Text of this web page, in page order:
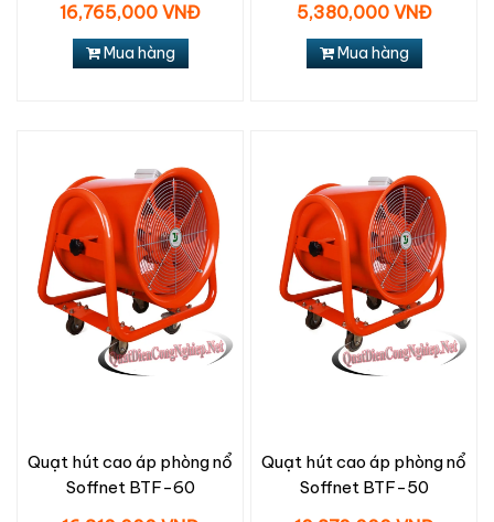
16,765,000 VNĐ
Mua hàng
5,380,000 VNĐ
Mua hàng
Quạt hút cao áp phòng nổ
Soffnet BTF-60
Quạt hút cao áp phòng nổ
Soffnet BTF-50